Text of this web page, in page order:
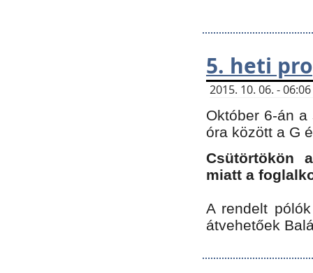
5. heti
2015. 10. 06. -
Október 6-án
óra között a G
Csütörtökön
miatt a
A rendelt
átvehetőek